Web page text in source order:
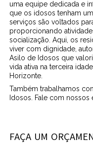
uma equipe dedicada e
que os idosos tenham
serviços são voltados
proporcionando
socialização. Aqui, os
viver com dignidade,
Asilo de Idosos que
vida ativa na terceira
Horizonte.
Também trabalhamos
Idosos. Fale com nossos
FAÇA UM